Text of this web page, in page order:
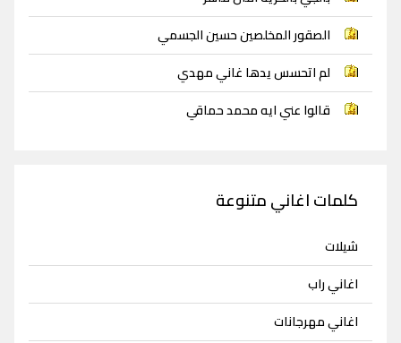
الصقور المخلصين حسين الجسمي
لم اتحسس يدها غاني مهدي
قالوا عني ايه محمد حماقي
كلمات اغاني متنوعة
شيلات
اغاني راب
اغاني مهرجانات